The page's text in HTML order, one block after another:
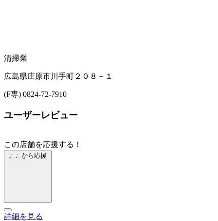
清掃業
広島県庄原市川手町２０８－１
(F専) 0824-72-7910
ユーザーレビュー
この店舗を応援する！
ここから応援
詳細を見る